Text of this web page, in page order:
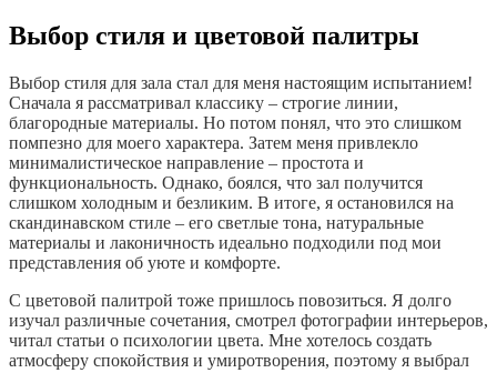
Выбор стиля и цветовой палитры
Выбор стиля для зала стал для меня настоящим испытанием!
Сначала я рассматривал классику – строгие линии,
благородные материалы. Но потом понял, что это слишком
помпезно для моего характера. Затем меня привлекло
минималистическое направление – простота и
функциональность. Однако, боялся, что зал получится
слишком холодным и безликим. В итоге, я остановился на
скандинавском стиле – его светлые тона, натуральные
материалы и лаконичность идеально подходили под мои
представления об уюте и комфорте.
С цветовой палитрой тоже пришлось повозиться. Я долго
изучал различные сочетания, смотрел фотографии интерьеров,
читал статьи о психологии цвета. Мне хотелось создать
атмосферу спокойствия и умиротворения, поэтому я выбрал